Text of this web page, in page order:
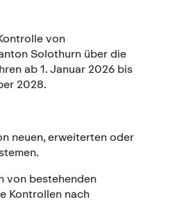
von
Solothurn über die
ab 1. Januar 2026 bis
2028.
neuen, erweiterten oder
von bestehenden
Kontrollen nach